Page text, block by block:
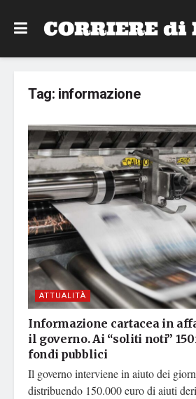
Tag: informazione
ATTUALITÀ
Informazione cartacea in
il governo. Ai “soliti noti”
fondi pubblici
Il governo interviene in aiuto dei
distribuendo 150.000 euro di aiuti